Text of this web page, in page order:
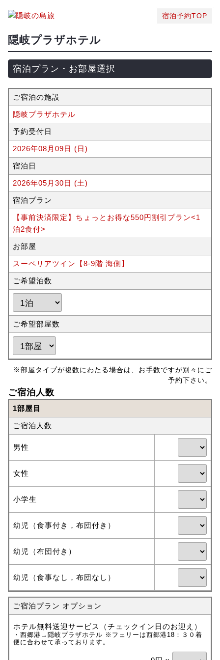
宿泊予約TOP
隠岐プラザホテル
宿泊プラン・お部屋選択
ご宿泊の施設
隠岐プラザホテル
予約受付日
2026年08月09日 (日)
宿泊日
2026年05月30日 (土)
宿泊プラン
【事前決済限定】ちょっとお得な550円割引プラン<1
泊2食付>
お部屋
スーペリアツイン【8-9階 海側】
ご希望泊数
ご希望部屋数
※部屋タイプが複数にわたる場合は、お手数ですが別々にご
予約下さい。
ご宿泊人数
1部屋目
ご宿泊人数
男性
女性
小学生
幼児（食事付き，布団付き）
幼児（布団付き）
幼児（食事なし，布団なし）
ご宿泊プラン オプション
ホテル無料送迎サービス（チェックイン日のお迎え）
・西郷港→隠岐プラザホテル ※フェリーは西郷港18：３０着
便に合わせて承っております。